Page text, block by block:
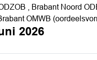
, Brabant Noord
OMWB
2026